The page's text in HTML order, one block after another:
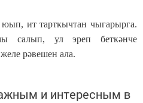
ит тарткычтан чыгарырга.
салып, ул эреп беткәнче
рәвешен ала.
и интересным в